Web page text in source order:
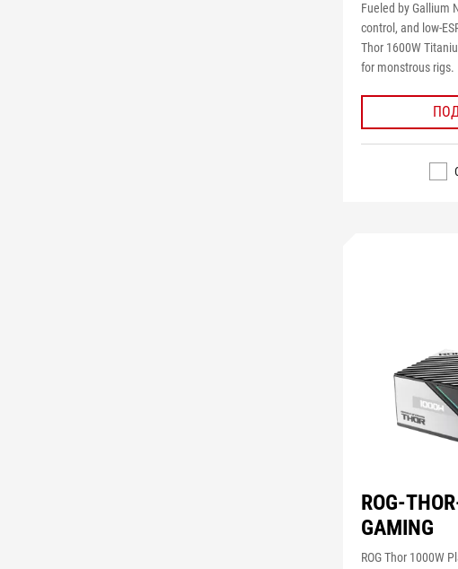
Fueled by Gallium
control, and low-
Thor 1600W
for monstrous rigs.
ROG-
GAMING
ROG Thor 1000W